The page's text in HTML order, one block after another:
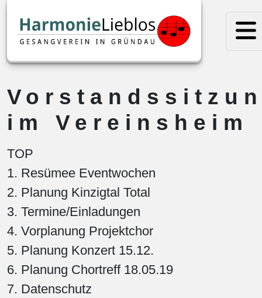
im Vereinsheim
TOP
1. Resümee Eventwochen
2. Planung Kinzigtal Total
3. Termine/Einladungen
4. Vorplanung Projektchor
5. Planung Konzert 15.12.
6. Planung Chortreff 18.05.19
7. Datenschutz